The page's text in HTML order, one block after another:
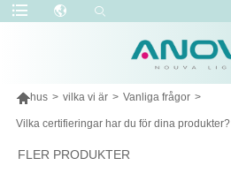
hus > vilka vi är > Vanliga frågor >
Vilka certifieringar har du för dina produkter?
FLER PRODUKTER